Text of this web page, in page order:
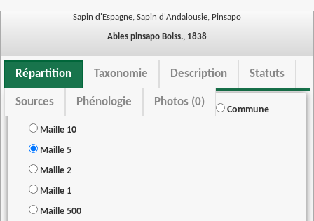
Sapin d'Espagne, Sapin d'Andalousie, Pinsapo
Abies pinsapo Boiss., 1838
Répartition Taxonomie Description Statuts
Sources Phénologie Photos (0)
Commune
Maille 10
Maille 5
Maille 2
Maille 1
Maille 500